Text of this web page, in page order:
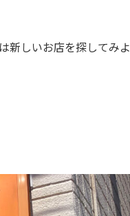
新しいお店を探してみよ